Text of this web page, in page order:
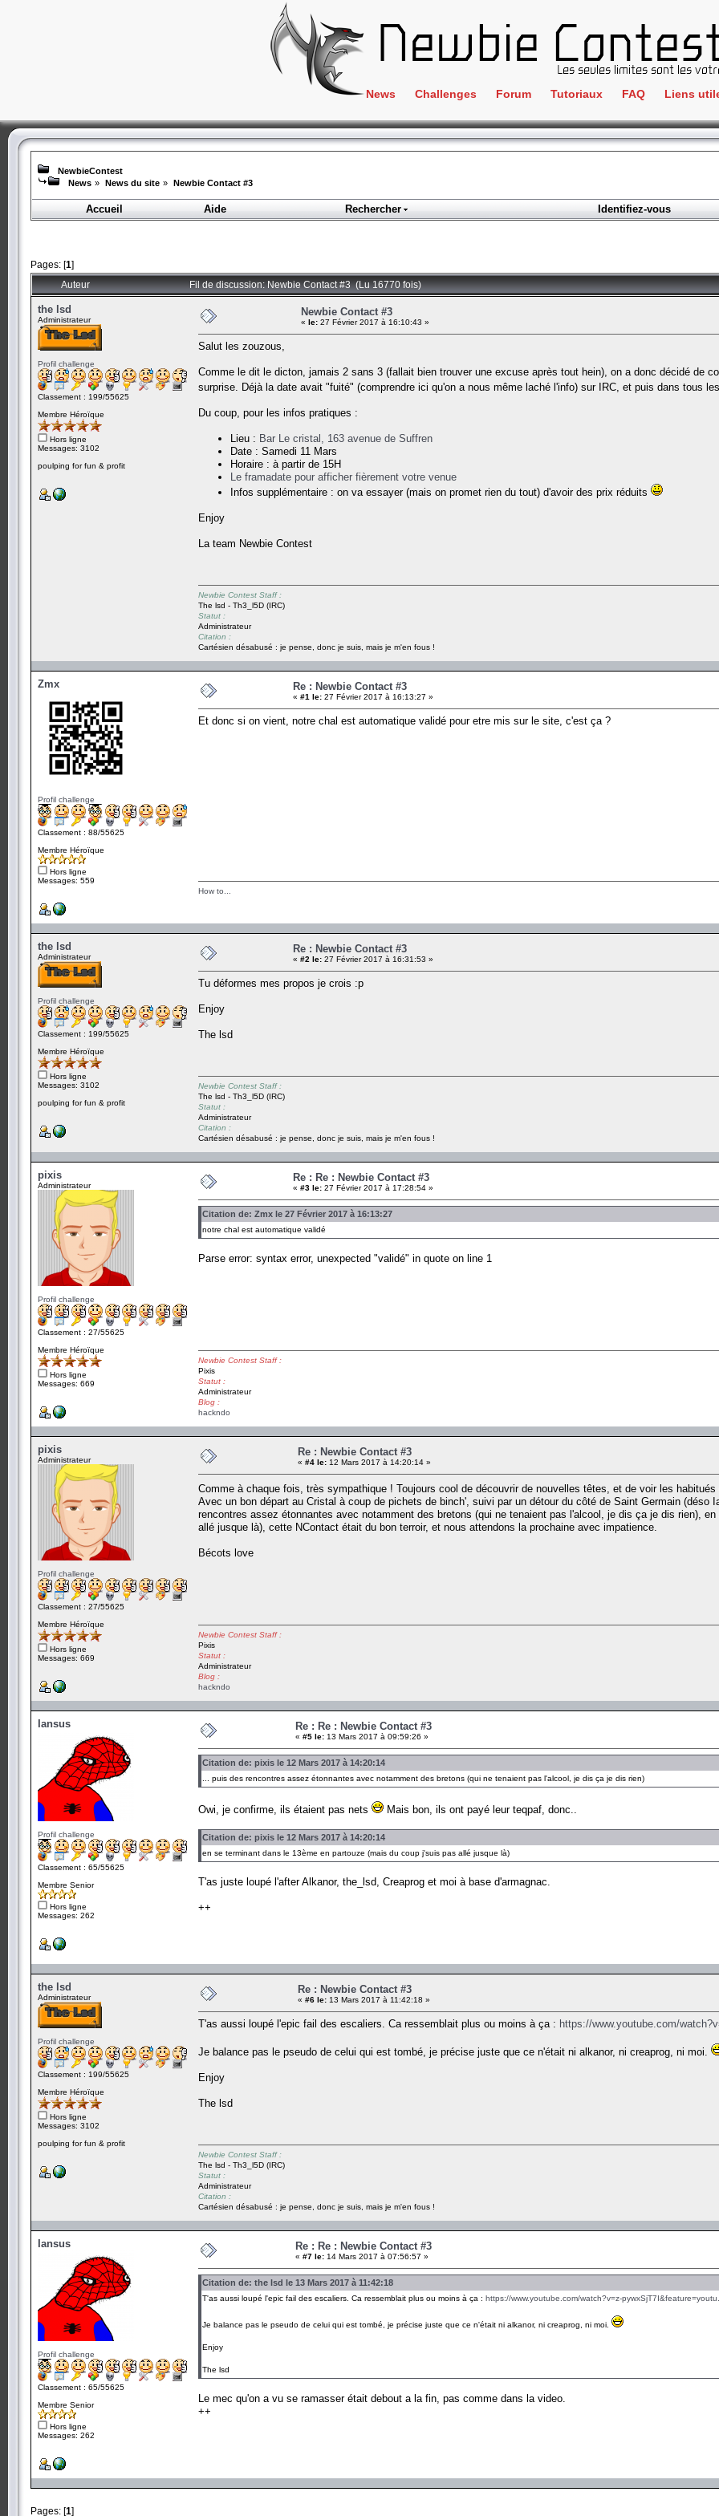
News Challenges
Crackme
ClientSide
Forensics
Programmation
Wargame
Forum Tutoriaux FAQ Liens
IRC
NewbieContest
News » News du site » Newbie Contact #3
Accueil
Aide Rechercher Identifiez-vous
Pages: [1]
Auteur Fil de discussion: Newbie Contact #3 (Lu 16770 fois)
the lsd
Administrateur
Profil challenge
Classement : 199/55625
Membre Héroïque
Hors ligne
Messages: 3102
poulping for fun & profit
Newbie Contact #3
« le: 27 Février 2017 à 16:10:43 »
Salut les zouzous,
Comme le dit le dicton, jamais 2 sans 3 (fallait bien trouver une excuse après tout hein), on a donc décidé de
surprise. Déjà la date avait "fuité" (comprendre ici qu'on a nous même laché l'info) sur IRC, et puis dans tous
Du coup, pour les infos pratiques :
Lieu : Bar Le cristal, 163 avenue de Suffren
Date : Samedi 11 Mars
Horaire : à partir de 15H
Le framadate pour afficher fièrement votre venue
Infos supplémentaire : on va essayer (mais on promet rien du tout) d'avoir des prix réduits
Enjoy
La team Newbie Contest
Newbie Contest Staff :
The lsd - Th3_l5D (IRC)
Statut :
Administrateur
Citation :
Cartésien désabusé : je pense, donc je suis, mais je m'en fous !
Zmx
Profil challenge
Classement : 88/55625
Membre Héroïque
Hors ligne
Messages: 559
Re : Newbie Contact #3
« #1 le: 27 Février 2017 à 16:13:27 »
Et donc si on vient, notre chal est automatique validé pour etre mis sur le site, c'est ça ?
How to...
the lsd
Administrateur
Profil challenge
Classement : 199/55625
Membre Héroïque
Hors ligne
Messages: 3102
poulping for fun & profit
Re : Newbie Contact #3
« #2 le: 27 Février 2017 à 16:31:53 »
Tu déformes mes propos je crois :p
Enjoy
The lsd
Newbie Contest Staff :
The lsd - Th3_l5D (IRC)
Statut :
Administrateur
Citation :
Cartésien désabusé : je pense, donc je suis, mais je m'en fous !
pixis
Administrateur
Profil challenge
Classement : 27/55625
Membre Héroïque
Hors ligne
Messages: 669
Re : Re : Newbie Contact #3
« #3 le: 27 Février 2017 à 17:28:54 »
Citation de: Zmx le 27 Février 2017 à 16:13:27
notre chal est automatique validé
Parse error: syntax error, unexpected "validé" in quote on line 1
Newbie Contest Staff :
Pixis
Statut :
Administrateur
Blog :
hackndo
pixis
Administrateur
Profil challenge
Classement : 27/55625
Membre Héroïque
Hors ligne
Messages: 669
Re : Newbie Contact #3
« #4 le: 12 Mars 2017 à 14:20:14 »
Comme à chaque fois, très sympathique ! Toujours cool de découvrir de nouvelles têtes, et de voir les
Avec un bon départ au Cristal à coup de pichets de binch', suivi par un détour du côté de Saint Germain (déso
rencontres assez étonnantes avec notamment des bretons (qui ne tenaient pas l'alcool, je dis ça je dis rien),
allé jusque là), cette NContact était du bon terroir, et nous attendons la prochaine avec impatience.
Bécots love
Newbie Contest Staff :
Pixis
Statut :
Administrateur
Blog :
hackndo
Iansus
Profil challenge
Classement : 65/55625
Membre Senior
Hors ligne
Messages: 262
Re : Re : Newbie Contact #3
« #5 le: 13 Mars 2017 à 09:59:26 »
Citation de: pixis le 12 Mars 2017 à 14:20:14
... puis des rencontres assez étonnantes avec notamment des bretons (qui ne tenaient pas l'alcool, je dis ça je dis rien)
Owi, je confirme, ils étaient pas nets Mais bon, ils ont payé leur teqpaf, donc..
Citation de: pixis le 12 Mars 2017 à 14:20:14
en se terminant dans le 13ème en partouze (mais du coup j'suis pas allé jusque là)
T'as juste loupé l'after Alkanor, the_lsd, Creaprog et moi à base d'armagnac.
++
the lsd
Administrateur
Profil challenge
Classement : 199/55625
Membre Héroïque
Hors ligne
Messages: 3102
poulping for fun & profit
Re : Newbie Contact #3
« #6 le: 13 Mars 2017 à 11:42:18 »
T'as aussi loupé l'epic fail des escaliers. Ca ressemblait plus ou moins à ça : https://www.youtube.com/
Je balance pas le pseudo de celui qui est tombé, je précise juste que ce n'était ni alkanor, ni creaprog, ni moi.
Enjoy
The lsd
Newbie Contest Staff :
The lsd - Th3_l5D (IRC)
Statut :
Administrateur
Citation :
Cartésien désabusé : je pense, donc je suis, mais je m'en fous !
Iansus
Profil challenge
Classement : 65/55625
Membre Senior
Hors ligne
Messages: 262
Re : Re : Newbie Contact #3
« #7 le: 14 Mars 2017 à 07:56:57 »
Citation de: the lsd le 13 Mars 2017 à 11:42:18
T'as aussi loupé l'epic fail des escaliers. Ca ressemblait plus ou moins à ça : https://www.youtube.com/watch?v=z-
Je balance pas le pseudo de celui qui est tombé, je précise juste que ce n'était ni alkanor, ni creaprog, ni moi.
Enjoy
The lsd
Le mec qu'on a vu se ramasser était debout a la fin, pas comme dans la video.
++
Pages: [1]